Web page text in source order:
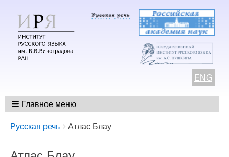
ENG
Главное меню
Breadcrumbs
You
here:
Русская речь Атлас Блау